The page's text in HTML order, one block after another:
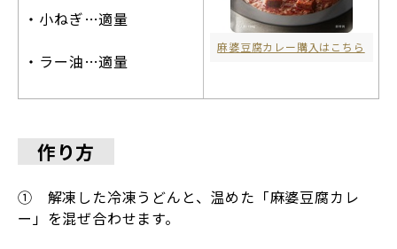
・小ねぎ…適量
・ラー油…適量
麻婆豆腐カレー購入はこちら
作り方
① 解凍した冷凍うどんと、温めた「麻婆豆腐カレ
ー」を混ぜ合わせます。